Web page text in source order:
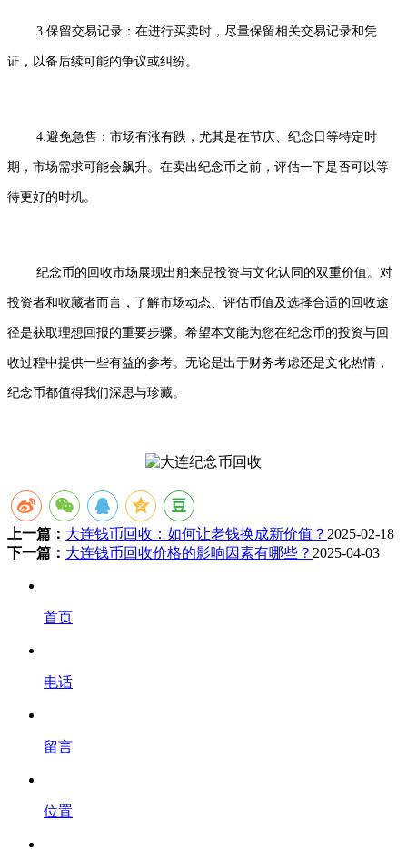
3.保留交易记录：在进行买卖时，尽量保留相关交易记录和凭
证，以备后续可能的争议或纠纷。
4.避免急售：市场有涨有跌，尤其是在节庆、纪念日等特定时
期，市场需求可能会飙升。在卖出纪念币之前，评估一下是否可以等
待更好的时机。
纪念币的回收市场展现出舶来品投资与文化认同的双重价值。对
投资者和收藏者而言，了解市场动态、评估币值及选择合适的回收途
径是获取理想回报的重要步骤。希望本文能为您在纪念币的投资与回
收过程中提供一些有益的参考。无论是出于财务考虑还是文化热情，
纪念币都值得我们深思与珍藏。
上一篇： 大连钱币回收：如何让老钱换成新价值？ 2025-02-18
下一篇： 大连钱币回收价格的影响因素有哪些？ 2025-04-03
首页
电话
留言
位置